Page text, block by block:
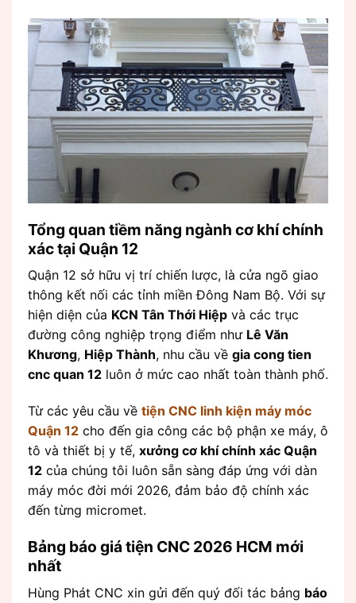
Tổng quan tiềm năng ngành cơ khí chính
xác tại Quận 12
Quận 12 sở hữu vị trí chiến lược, là cửa ngõ giao
thông kết nối các tỉnh miền Đông Nam Bộ. Với sự
hiện diện của KCN Tân Thới Hiệp và các trục
đường công nghiệp trọng điểm như Lê Văn
Khương, Hiệp Thành, nhu cầu về gia cong tien
cnc quan 12 luôn ở mức cao nhất toàn thành phố.
Từ các yêu cầu về tiện CNC linh kiện máy móc
Quận 12 cho đến gia công các bộ phận xe máy, ô
tô và thiết bị y tế, xưởng cơ khí chính xác Quận
12 của chúng tôi luôn sẵn sàng đáp ứng với dàn
máy móc đời mới 2026, đảm bảo độ chính xác
đến từng micromet.
Bảng báo giá tiện CNC 2026 HCM mới
nhất
Hùng Phát CNC xin gửi đến quý đối tác bảng báo